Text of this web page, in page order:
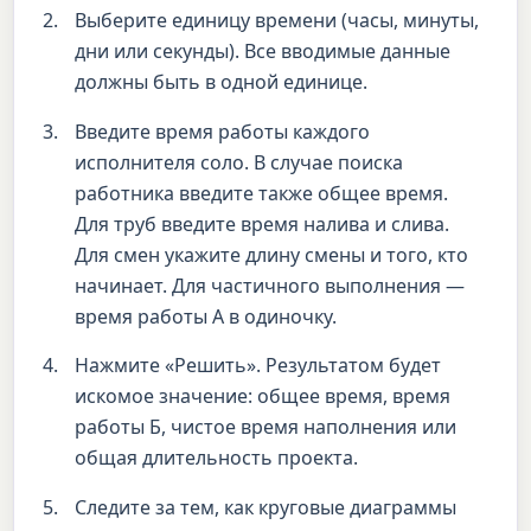
Выберите единицу времени (часы, минуты,
дни или секунды). Все вводимые данные
должны быть в одной единице.
Введите время работы каждого
исполнителя соло. В случае поиска
работника введите также общее время.
Для труб введите время налива и слива.
Для смен укажите длину смены и того, кто
начинает. Для частичного выполнения —
время работы А в одиночку.
Нажмите «Решить». Результатом будет
искомое значение: общее время, время
работы Б, чистое время наполнения или
общая длительность проекта.
Следите за тем, как круговые диаграммы